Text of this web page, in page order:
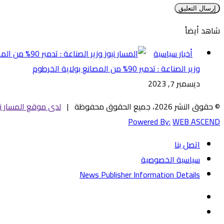
شاهد أيضاً
أخبار سياسية
وزير الصناعة : تدمير 90% من المصانع بولاية الخرطوم
ديسمبر 7, 2023
© حقوق النشر 2026، جميع الحقوق محفوظة |
لدى موقع المسار
Powered By:WEB ASCEND
اتصل بنا
سياسية الخصوصية
News Publisher Information Details